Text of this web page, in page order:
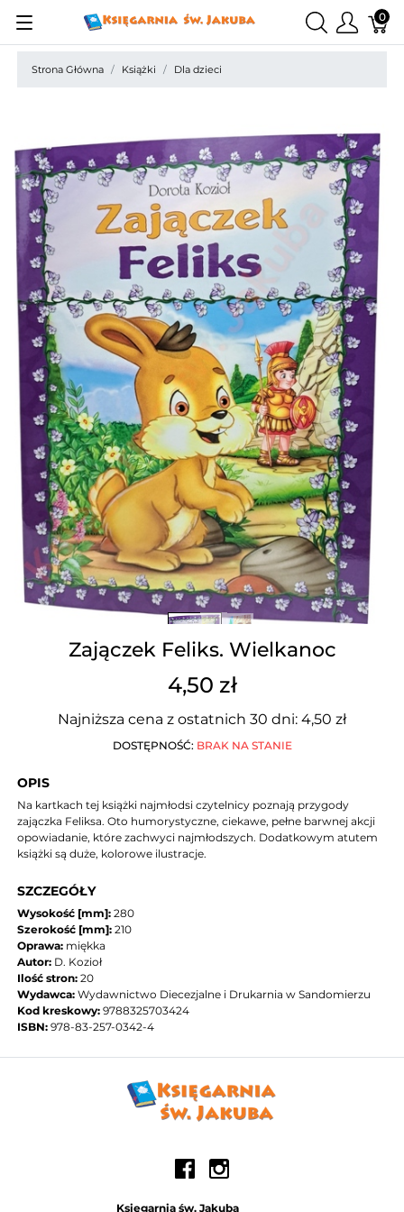
0
Strona Główna Książki Dla dzieci
Zajączek Feliks. Wielkanoc
4,50 zł
Najniższa cena z ostatnich 30 dni: 4,50 zł
DOSTĘPNOŚĆ: BRAK NA STANIE
OPIS
Na kartkach tej książki najmłodsi czytelnicy poznają przygody
zajączka Feliksa. Oto humorystyczne, ciekawe, pełne barwnej akcji
opowiadanie, które zachwyci najmłodszych. Dodatkowym atutem
książki są duże, kolorowe ilustracje.
SZCZEGÓŁY
Wysokość [mm]: 280
Szerokość [mm]: 210
Oprawa: miękka
Autor: D. Kozioł
Ilość stron: 20
Wydawca: Wydawnictwo Diecezjalne i Drukarnia w Sandomierzu
Kod kreskowy: 9788325703424
ISBN: 978-83-257-0342-4
Księgarnia św. Jakuba